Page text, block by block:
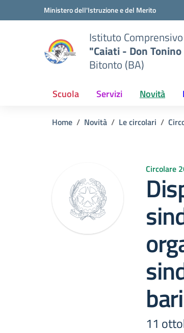
Vai ai contenuti
Vai al menu di navigazioneMinistero dell'Istruzione e del Merito
Istituto Comprensivo
"Caiati - Don
Bitonto (BA)
Scuola Servizi Novità
Home Novità Le circolari
Circolare
11